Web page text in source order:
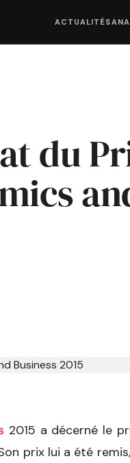
ACTUALITÉS
du
2015 a décerné le
prix lui a été